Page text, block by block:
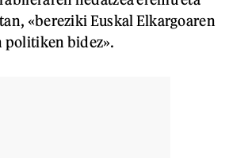
«bereziki Euskal Elkargoaren
politiken bidez».